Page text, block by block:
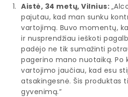
Aistė, 34 metų, Vilnius:
pajutau, kad man sunku
vartojimą. Buvo momentų,
ir nusprendžiau ieškoti
padėjo ne tik sumažinti
pagerino mano nuotaiką. Po
vartojimo jaučiau, kad esu
atsakingesnė. Šis produktas
gyvenimą.”